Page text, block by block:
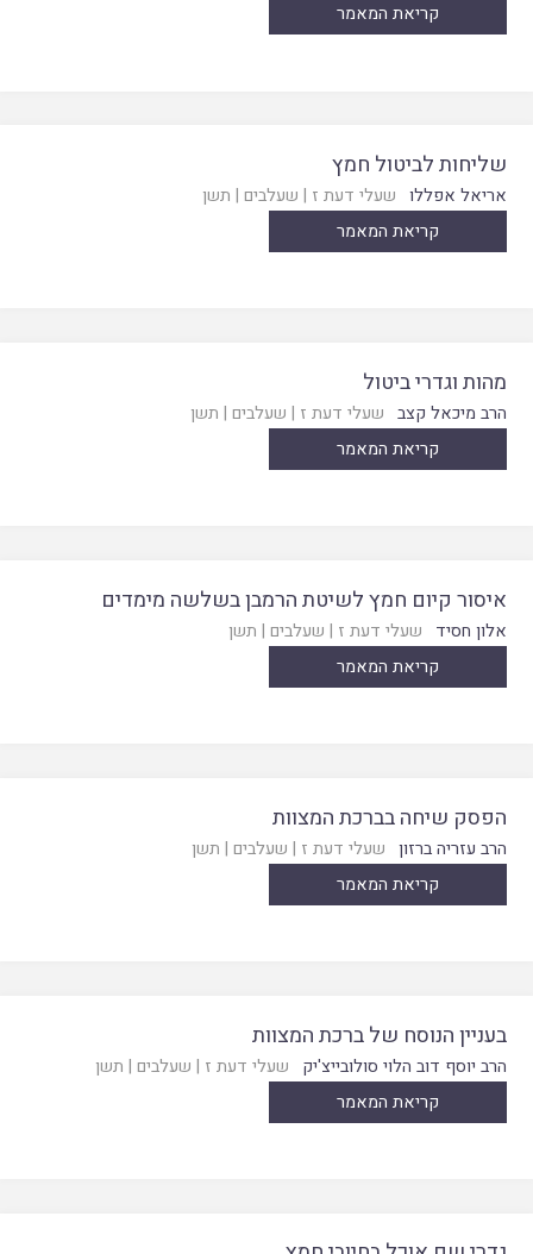
קריאת המאמר
שליחות לביטול חמץ
אריאל אפללו שעלי דעת ז | שעלבים | תשן
קריאת המאמר
מהות וגדרי ביטול
הרב מיכאל קצב שעלי דעת ז | שעלבים | תשן
קריאת המאמר
איסור קיום חמץ לשיטת הרמבן בשלשה מימדים
אלון חסיד שעלי דעת ז | שעלבים | תשן
קריאת המאמר
הפסק שיחה בברכת המצוות
הרב עזריה ברזון שעלי דעת ז | שעלבים | תשן
קריאת המאמר
בעניין הנוסח של ברכת המצוות
הרב יוסף דוב הלוי סולובייצ'יק שעלי דעת ז | שעלבים | תשן
קריאת המאמר